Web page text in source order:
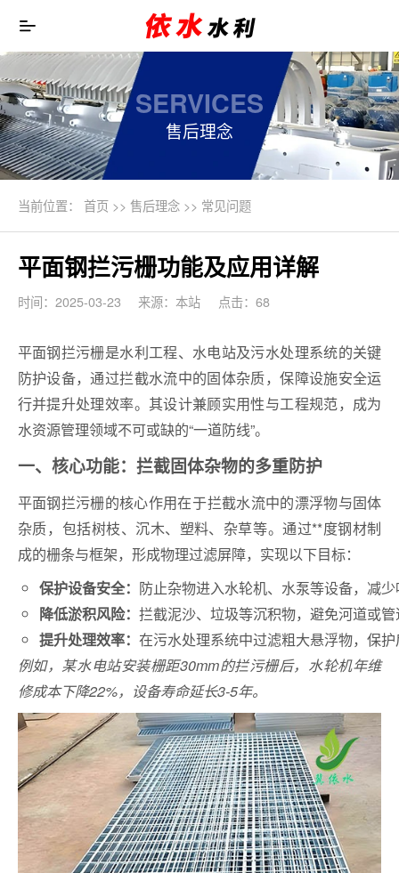
SERVICES
售后理念
当前位置： 首页>> 售后理念>> 常见问题
平面钢拦污栅功能及应用详解
时间：2025-03-23 来源：本站 点击：68
平面钢拦污栅是水利工程、水电站及污水处理系统的关键
防护设备，通过拦截水流中的固体杂质，保障设施安全运
行并提升处理效率。其设计兼顾实用性与工程规范，成为
水资源管理领域不可或缺的“一道防线”。
一、核心功能：拦截固体杂物的多重防护
平面钢拦污栅的核心作用在于‌拦截水流中的漂浮物与固体
杂质‌，包括树枝、沉木、塑料、杂草等‌。通过**度钢材制
成的栅条与框架，形成物理过滤屏障，实现以下目标：
‌保护设备安全‌： 防止杂物进入水轮机、水泵等设备，减
降低淤积风险‌： 拦截泥沙、垃圾等沉积物，避免河道或
提升处理效率‌： 在污水处理系统中过滤粗大悬浮物，保
例如，某水电站安装栅距30mm的拦污栅后，水轮机年维
修成本下降22%，设备寿命延长3-5年‌。